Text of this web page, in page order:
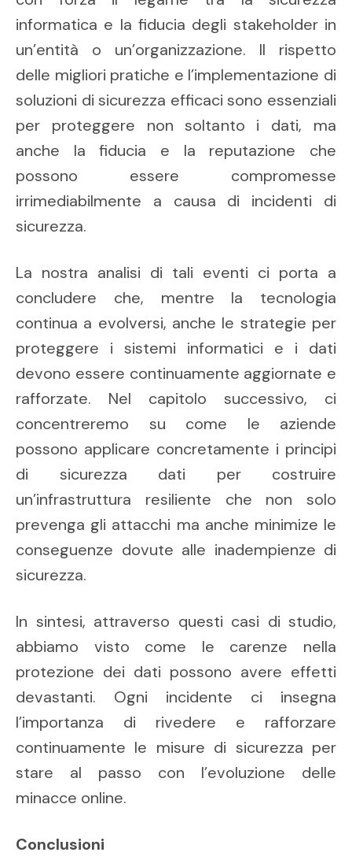
informatica e la fiducia degli stakeholder in
un’entità o un’organizzazione. Il rispetto
delle migliori pratiche e l’implementazione di
soluzioni di sicurezza efficaci sono essenziali
per proteggere non soltanto i dati, ma
anche la fiducia e la reputazione che
possono essere compromesse
irrimediabilmente a causa di incidenti di
sicurezza.
La nostra analisi di tali eventi ci porta a
concludere che, mentre la tecnologia
continua a evolversi, anche le strategie per
proteggere i sistemi informatici e i dati
devono essere continuamente aggiornate e
rafforzate. Nel capitolo successivo, ci
concentreremo su come le aziende
possono applicare concretamente i principi
di sicurezza dati per costruire
un’infrastruttura resiliente che non solo
prevenga gli attacchi ma anche minimize le
conseguenze dovute alle inadempienze di
sicurezza.
In sintesi, attraverso questi casi di studio,
abbiamo visto come le carenze nella
protezione dei dati possono avere effetti
devastanti. Ogni incidente ci insegna
l’importanza di rivedere e rafforzare
continuamente le misure di sicurezza per
stare al passo con l’evoluzione delle
minacce online.
Conclusioni